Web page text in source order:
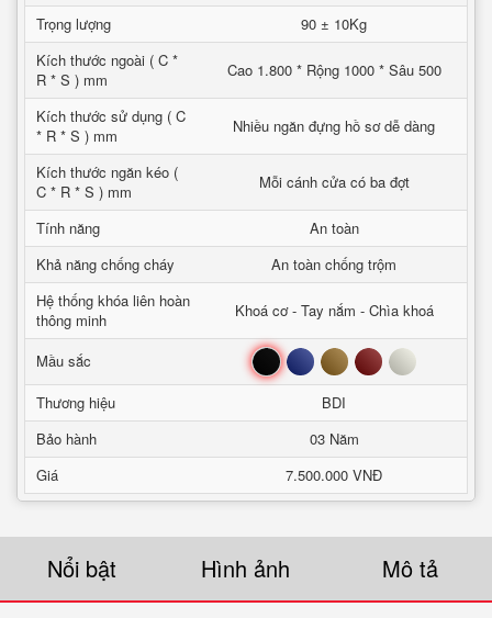
Trọng lượng
90 ± 10Kg
Kích thước ngoài ( C *
R * S ) mm
Cao 1.800 * Rộng 1000 * Sâu 500
Kích thước sử dụng ( C
* R * S ) mm
Nhiều ngăn đựng hồ sơ dễ dàng
Kích thước ngăn kéo (
C * R * S ) mm
Mỗi cánh cửa có ba đợt
Tính năng
An toàn
Khả năng chống cháy
An toàn chống trộm
Hệ thống khóa liên hoàn
thông minh
Khoá cơ - Tay nắm - Chìa khoá
Mầu sắc Đen Xanh Nâu Đỏ Trắng
Thương hiệu
BDI
Bảo hành
03 Năm
Giá
7.500.000 VNĐ
Nổi bật Hình ảnh Mô tả